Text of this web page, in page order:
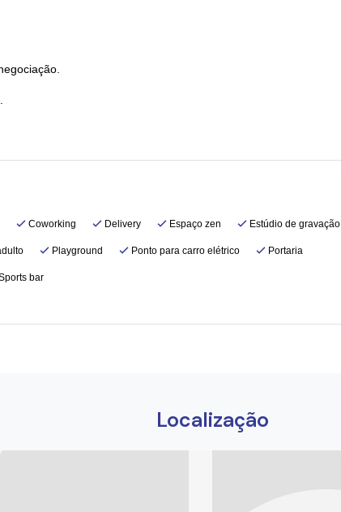
Coworking Delivery Espaço zen Estúdio de gravação
Playground Ponto para carro elétrico Portaria
bar
Localização